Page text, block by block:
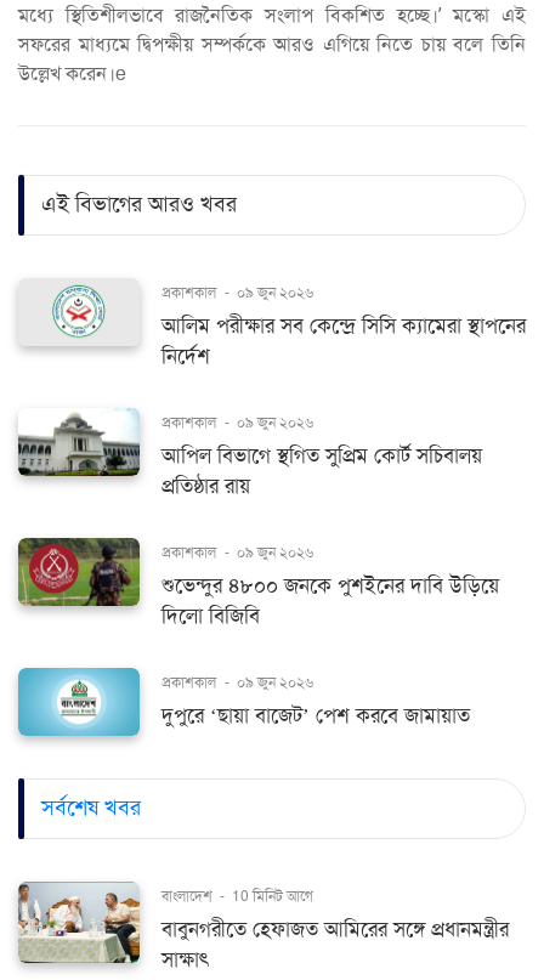
মধ্যে স্থিতিশীলভাবে রাজনৈতিক সংলাপ বিকশিত হচ্ছে।’ মস্কো এই
সফরের মাধ্যমে দ্বিপক্ষীয় সম্পর্ককে আরও এগিয়ে নিতে চায় বলে তিনি
উল্লেখ করেন।e
এই বিভাগের আরও খবর
প্রকাশকাল - ০৯ জুন ২০২৬
আলিম পরীক্ষার সব কেন্দ্রে সিসি ক্যামেরা স্থাপনের
নির্দেশ
প্রকাশকাল - ০৯ জুন ২০২৬
আপিল বিভাগে স্থগিত সুপ্রিম কোর্ট সচিবালয়
প্রতিষ্ঠার রায়
প্রকাশকাল - ০৯ জুন ২০২৬
শুভেন্দুর ৪৮০০ জনকে পুশইনের দাবি উড়িয়ে
দিলো বিজিবি
প্রকাশকাল - ০৯ জুন ২০২৬
দুপুরে ‘ছায়া বাজেট’ পেশ করবে জামায়াত
সর্বশেষ খবর
বাংলাদেশ - 10 মিনিট আগে
বাবুনগরীতে হেফাজত আমিরের সঙ্গে প্রধানমন্ত্রীর
সাক্ষাৎ